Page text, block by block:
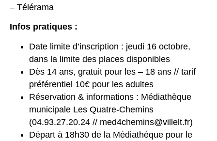
– Télérama
Infos pratiques :
Date limite d’inscription : jeudi 16 octobre,
dans la limite des places disponibles
Dès 14 ans, gratuit pour les – 18 ans // tarif
préférentiel 10€ pour les adultes
Réservation & informations : Médiathèque
municipale Les Quatre-Chemins
(04.93.27.20.24 // med4chemins@villelt.fr)
Départ à 18h30 de la Médiathèque pour le